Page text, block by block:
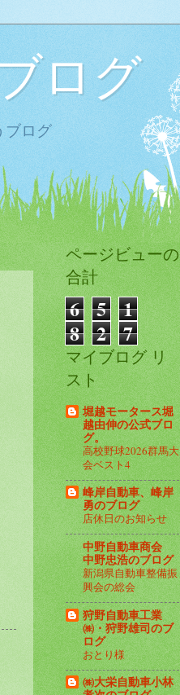
ログ
ブログ
ページビューの
合計
6 5 1
8 2 7
マイブログ リ
スト
堀越モータース堀
越由伸の公式ブロ
グ。
高校野球2026群馬大
会ベスト4
峰岸自動車、峰岸
勇のブログ
店休日のお知らせ
中野自動車商会
中野忠浩のブログ
新潟県自動車整備振
興会の総会
狩野自動車工業
㈱・狩野雄司のブ
ログ
おとり様
㈱大栄自動車小林